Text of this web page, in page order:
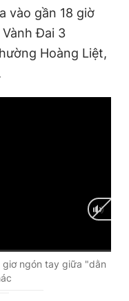
quảng cáo
780 404
cấp ngày 24.3.2020
vào gần 18 giờ
Đai 3
Hoàng Liệt,
ngón tay giữa "dằn